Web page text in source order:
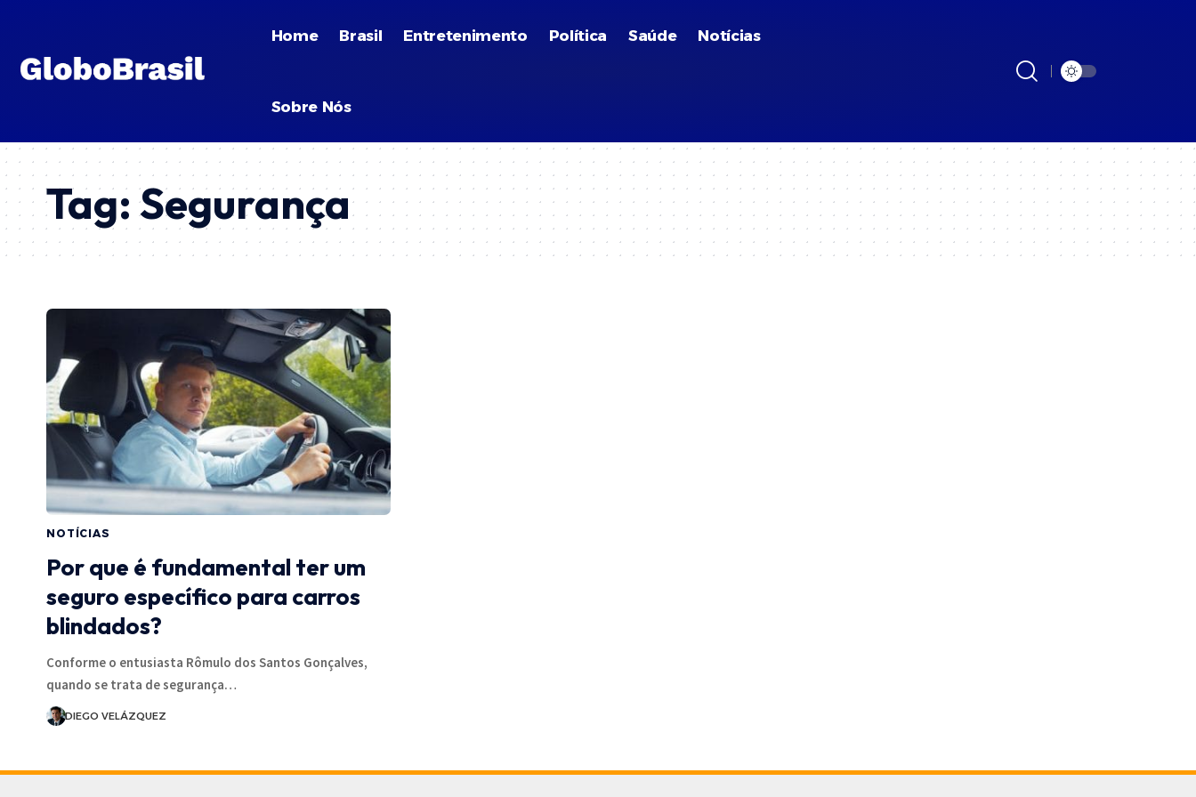
Home Brasil Entretenimento Política Saúde Notícias
Sobre Nós
Tag:Segurança
NOTÍCIAS
Por que é fundamental ter um
seguro específico para carros
blindados?
Conforme o entusiasta Rômulo dos Santos Gonçalves,
quando se trata de segurança…
DIEGO VELÁZQUEZ